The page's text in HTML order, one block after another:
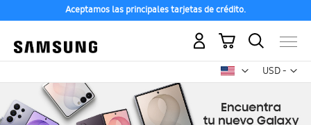
Aceptamos las principales tarjetas de crédito.
USD -
dólar
Mi carrito